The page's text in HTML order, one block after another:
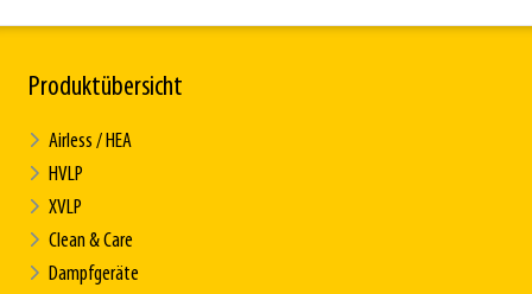
Produktübersicht
Airless / HEA
HVLP
XVLP
Clean & Care
Dampfgeräte